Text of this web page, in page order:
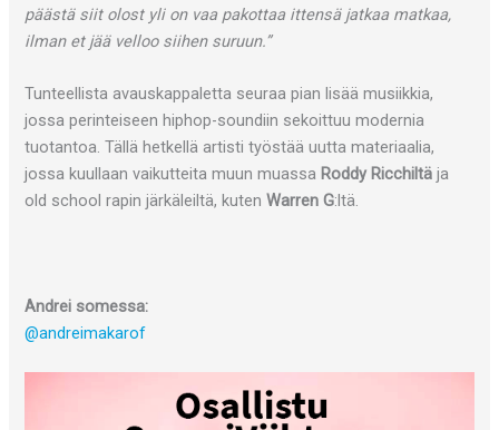
päästä siit olost yli on vaa pakottaa ittensä jatkaa matkaa,
ilman et jää velloo siihen suruun.”
Tunteellista avauskappaletta seuraa pian lisää musiikkia,
jossa perinteiseen hiphop-soundiin sekoittuu modernia
tuotantoa. Tällä hetkellä artisti työstää uutta materiaalia,
jossa kuullaan vaikutteita muun muassa Roddy Ricchiltä ja
old school rapin järkäleiltä, kutenWarren G:ltä.
Andrei somessa:
@andreimakarof